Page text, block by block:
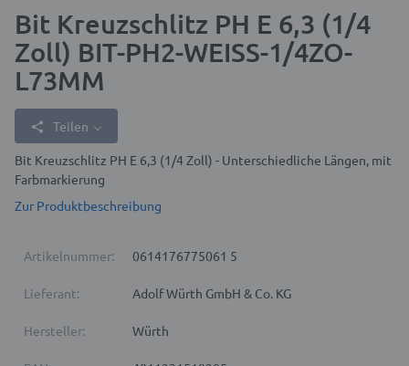
Bit Kreuzschlitz PH E 6,3 (1/4
Zoll) BIT-PH2-WEISS-1/4ZO-
L73MM
Teilen
Bit Kreuzschlitz PH E 6,3 (1/4 Zoll) - Unterschiedliche Längen, mit
Farbmarkierung
Zur Produktbeschreibung
Artikelnummer: 0614176775061 5
Lieferant: Adolf Würth GmbH & Co. KG
Hersteller: Würth